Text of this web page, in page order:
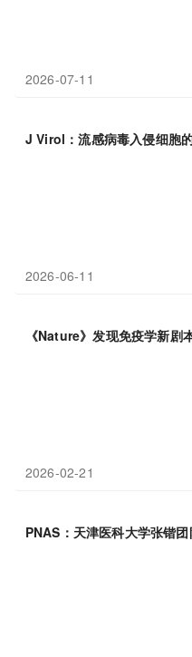
2026-07-11
J Virol：流感病毒入侵细胞
2026-06-11
《Nature》发现免疫学新剧
2026-02-21
PNAS：天津医科大学张锴